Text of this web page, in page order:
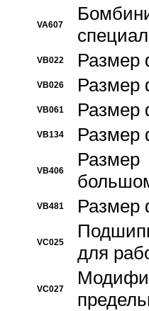
VA607
VB022 Размер
VB026 Размер
VB061 Размер
VB134 Размер
VB406
VB481 Размер
VC025
для
VC027